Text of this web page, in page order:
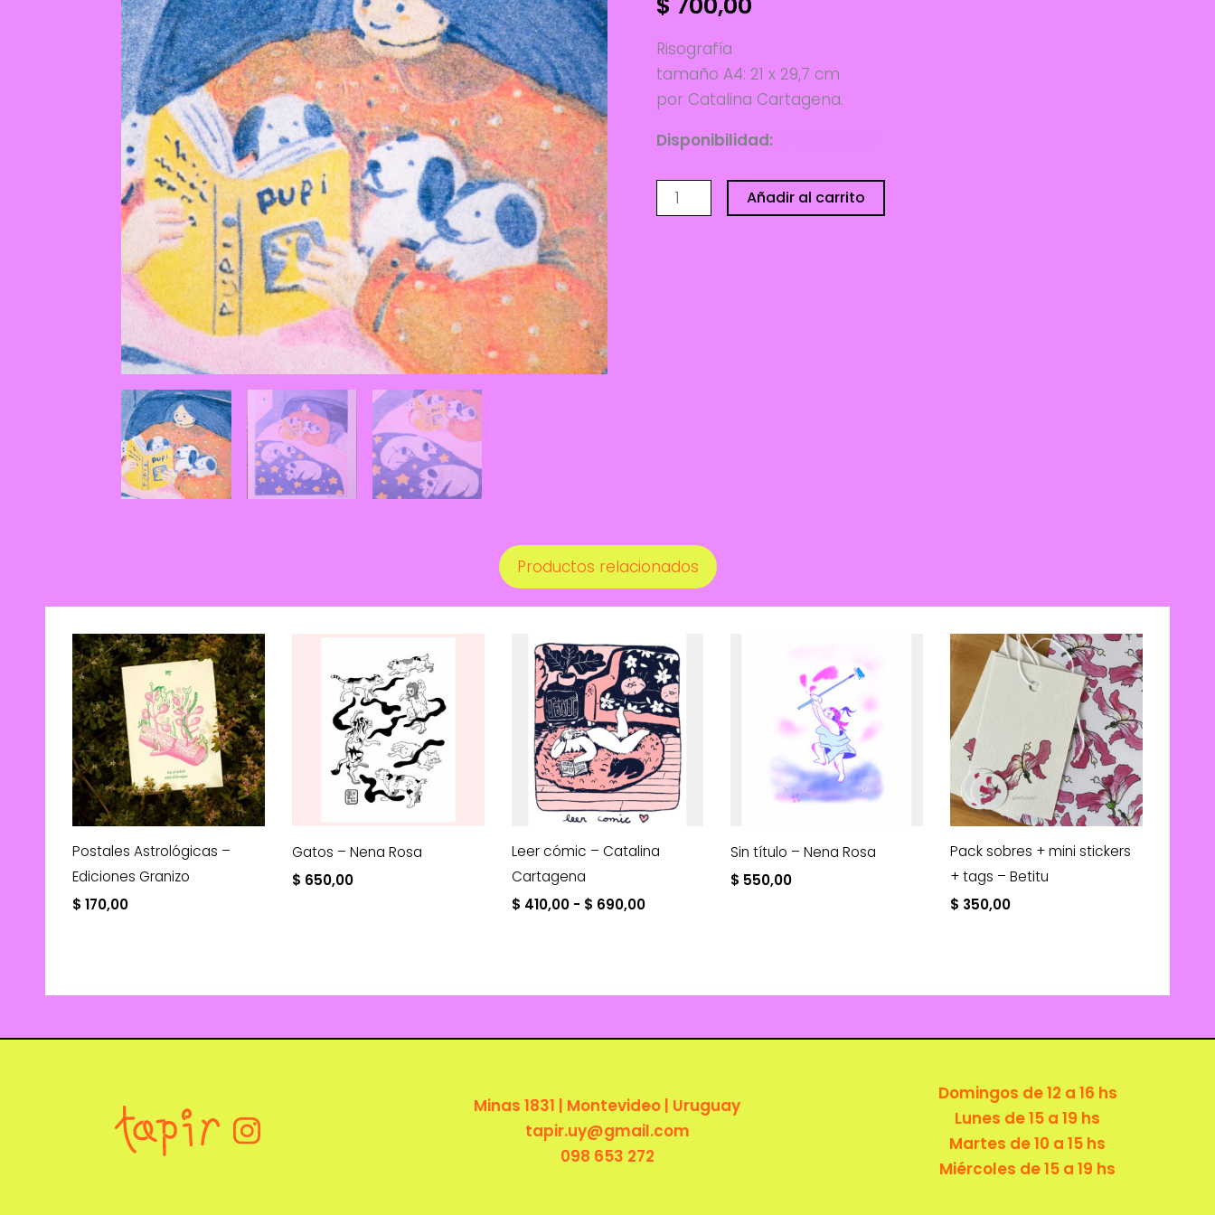
Risografía
tamaño A4: 21 x 29,7 cm
por Catalina Cartagena.
Disponibilidad:
Cuentos
para
Añadir al carrito
Productos relacionados
Postales Astrológicas –
Ediciones Granizo
$ 170,00
Gatos – Nena Rosa
$ 650,00
Leer cómic – Catalina
Cartagena
$ 410,00 - $ 690,00Rango
Sin título – Nena Rosa
$ 550,00
Pack sobres + mini stickers
+ tags – Betitu
$ 350,00
Minas 1831 | Montevideo | Uruguay
tapir.uy@gmail.com
098 653 272
Domingos de 12 a 16 hs
Lunes de 15 a 19 hs
Martes de 10 a 15 hs
Miércoles de 15 a 19 hs